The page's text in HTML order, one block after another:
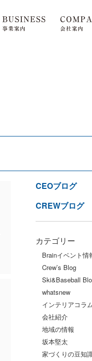
CEOブログ
CREWブログ
カテゴリー
Brainイベント情
Crew’s Blog
Ski&Baseball
whatsnew
インテリアコラ
会社紹介
地域の情報
坂本堅太
家づくりの豆知